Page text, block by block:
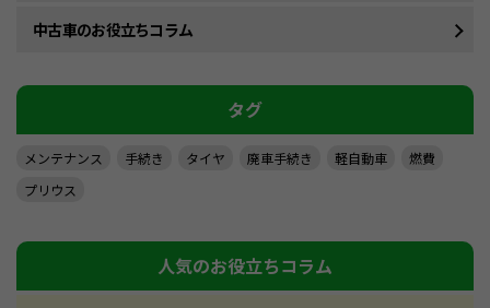
中古車のお役立ちコラム
タグ
メンテナンス 手続き タイヤ 廃車手続き 軽自動車
燃費
プリウス
人気のお役立ちコラム